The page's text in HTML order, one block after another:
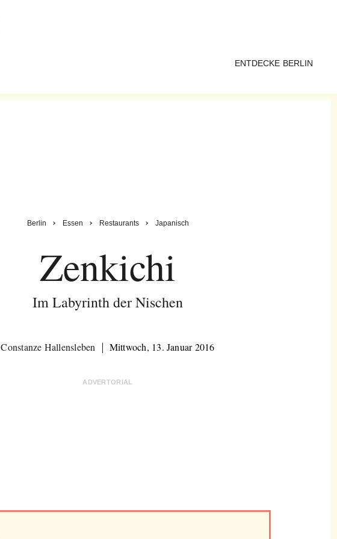
ENTDECKE BERLIN
Berlin Essen Restaurants Japanisch
Zenkichi
Im Labyrinth der Nischen
Constanze Hallensleben Mittwoch, 13. Januar 2016
ADVERTORIAL